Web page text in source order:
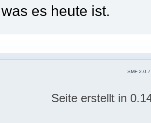
es heute ist.
SMF 2.0.7
Seite erstellt in